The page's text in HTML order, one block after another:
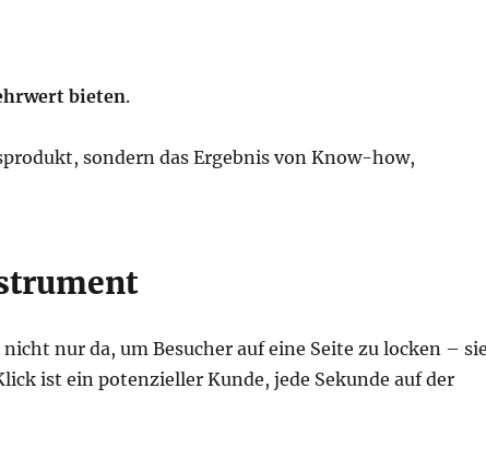
bieten.
sondern das Ergebnis von Know-how,
nur da, um Besucher auf eine Seite zu locken –
ist ein potenzieller Kunde, jede Sekunde auf der